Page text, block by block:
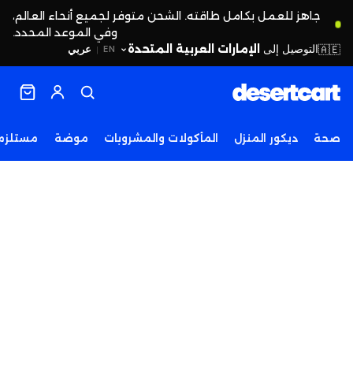
جاهز للعمل بكامل طاقته. الشحن متوفر لجميع أنحاء العالم،
وفي الموعد المحدد.
EN
| عربي 🇦🇪التوصيل إلى الإمارات العربية المتحدة
صحة ديكور المنزل المأكولات والمشروبات موضة